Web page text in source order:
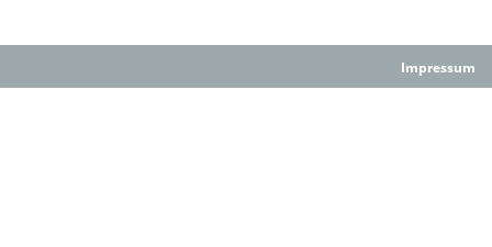
Impressum